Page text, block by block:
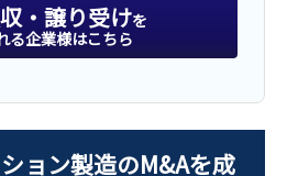
・譲り受けを
る企業様はこちら
ョン製造のM&Aを成